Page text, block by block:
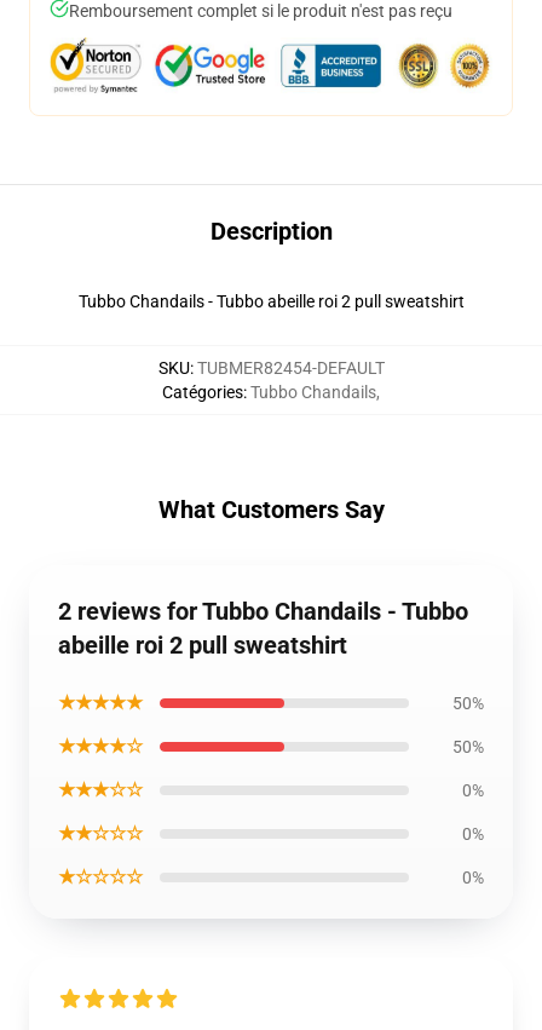
Remboursement complet si le produit n'est pas reçu
Description
Tubbo Chandails - Tubbo abeille roi 2 pull sweatshirt
SKU:TUBMER82454-DEFAULT
Catégories:Tubbo Chandails,
What Customers Say
2 reviews for Tubbo Chandails - Tubbo
abeille roi 2 pull sweatshirt
★★★★★ 50%
★★★★☆ 50%
★★★☆☆ 0%
★★☆☆☆ 0%
★☆☆☆☆ 0%